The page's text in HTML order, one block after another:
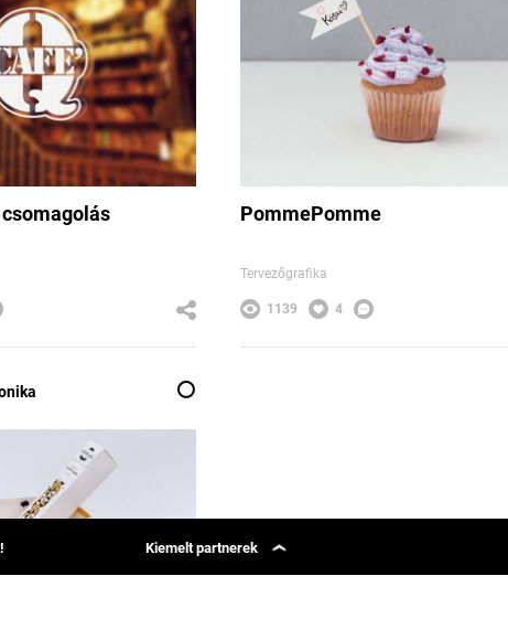
PommePomme
Tervezőgrafika
1139 4
Kiemelt partnerek